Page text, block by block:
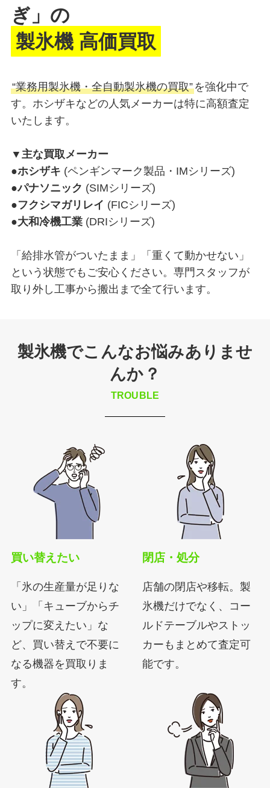
ぎ」の
製氷機 高価買取
“業務用製氷機・全自動製氷機の買取”を強化中で
す。ホシザキなどの人気メーカーは特に高額査定
いたします。
▼主な買取メーカー
●ホシザキ (ペンギンマーク製品・IMシリーズ)
●パナソニック (SIMシリーズ)
●フクシマガリレイ (FICシリーズ)
●大和冷機工業(DRIシリーズ)
「給排水管がついたまま」「重くて動かせない」
という状態でもご安心ください。専門スタッフが
取り外し工事から搬出まで全て行います。
製氷機でこんなお悩みありませ
んか？
TROUBLE
買い替えたい
「氷の生産量が足りな
い」「キューブからチ
ップに変えたい」な
ど、買い替えで不要に
なる機器を買取りま
す。
閉店・処分
店舗の閉店や移転。製
氷機だけでなく、コー
ルドテーブルやストッ
カーもまとめて査定可
能です。